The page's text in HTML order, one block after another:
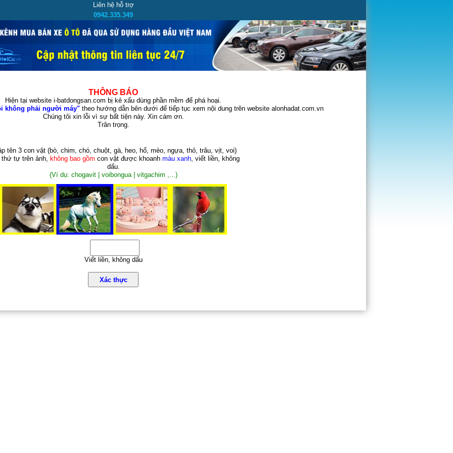
Liên hệ hỗ trợ
0942.335.349
THÔNG BÁO
Hiện tại website i-batdongsan.com bị kẻ xấu dùng phần mềm để phá hoại.
không phải người máy"theo hướng dẫn bên dưới để tiếp tục xem nội dung trên website alonhadat.com.vn
Chúng tôi xin lỗi vì sự bất tiện này. Xin cám ơn.
Trân trọng.
tên 3 con vật (bò, chim, chó, chuột, gà, heo, hổ, mèo, ngựa, thỏ, trâu, vịt, voi)
thứ tự trên ảnh, không bao gồm con vật được khoanh màu xanh, viết liền, không
dấu.
(Ví dụ: chogavit | voibongua | vitgachim ,...)
Viết liền, không dấu
Xác thực